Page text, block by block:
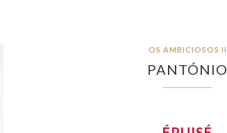
OS AMBICIOSOS II
PANTÓNIO